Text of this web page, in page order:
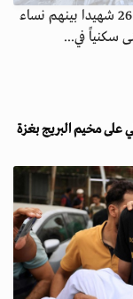
أعلن الدفاع المدني في قطاع غزة، عن انتشال جثث 26 شهيدا بينهم نساء
سكنياً في...